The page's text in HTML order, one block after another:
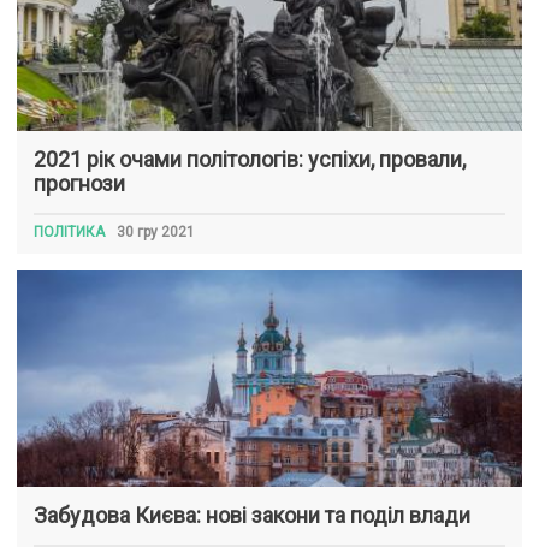
2021 рік очами політологів: успіхи, провали,
прогнози
ПОЛІТИКА 30 гру 2021
Забудова Києва: нові закони та поділ влади